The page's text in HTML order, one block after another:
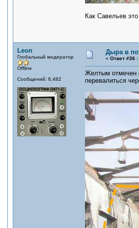
Как Савельев
Leon
Глобальный модератор
Offline
Сообщений: 6,482
Дыра в
« Ответ #36 :
Желтым отмечен
перевалиться